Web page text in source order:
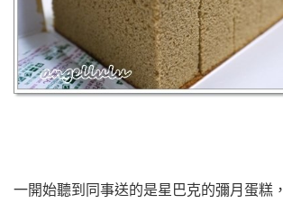
一開始聽到同事送的是星巴克的彌月蛋糕，